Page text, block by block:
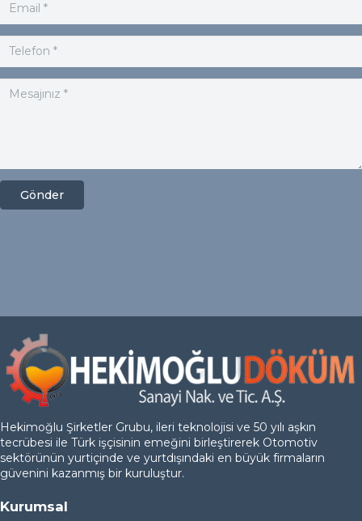
Gönder
Hekimoğlu Şirketler Grubu, ileri teknolojisi ve 50 yılı aşkın
tecrübesi ile Türk işçisinin emeğini birleştirerek Otomotiv
sektörünün yurtiçinde ve yurtdışındaki en büyük firmaların
güvenini kazanmış bir kuruluştur.
Kurumsal